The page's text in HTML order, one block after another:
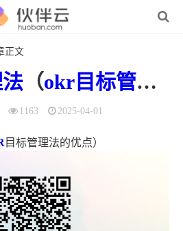
正文
（okr目标管理法
1163 2025-04-01
目标管理法的优点）